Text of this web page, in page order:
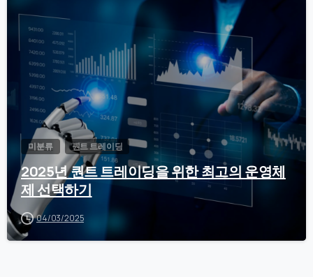
미분류 퀀트 트레이딩
2025년 퀀트 트레이딩을 위한 최고의 운영체
제 선택하기
04/03/2025